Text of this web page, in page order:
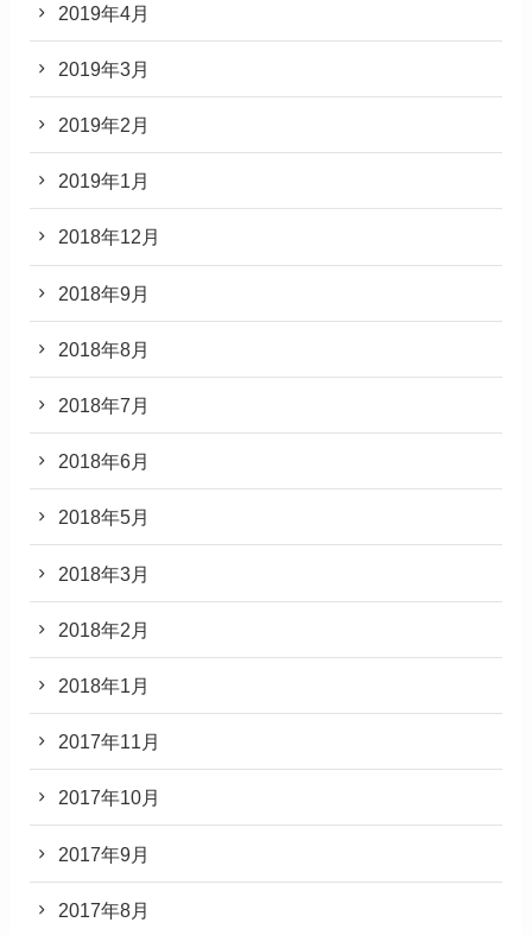
2019年4月
2019年3月
2019年2月
2019年1月
2018年12月
2018年9月
2018年8月
2018年7月
2018年6月
2018年5月
2018年3月
2018年2月
2018年1月
2017年11月
2017年10月
2017年9月
2017年8月